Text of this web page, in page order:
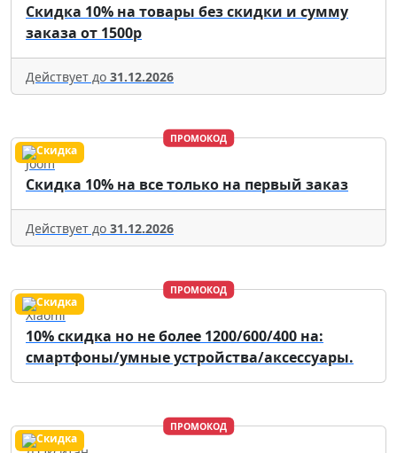
Скидка 10% на товары без скидки и сумму
заказа от 1500р
Действует до 31.12.2026
ПРОМОКОД
Joom
Скидка 10% на все только на первый заказ
Действует до 31.12.2026
ПРОМОКОД
Xiaomi
10% скидка но не более 1200/600/400 на:
смартфоны/умные устройства/аксессуары.
ПРОМОКОД